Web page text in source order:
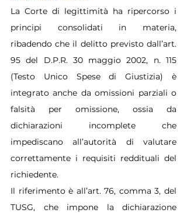
La Corte di legittimità ha ripercorso i
principi consolidati in materia,
ribadendo che il delitto previsto dall’art.
95 del D.P.R. 30 maggio 2002, n. 115
(Testo Unico Spese di Giustizia) è
integrato anche da omissioni parziali o
falsità per omissione, ossia da
dichiarazioni incomplete che
impediscano all’autorità di valutare
correttamente i requisiti reddituali del
richiedente.
Il riferimento è all’art. 76, comma 3, del
TUSG, che impone la dichiarazione